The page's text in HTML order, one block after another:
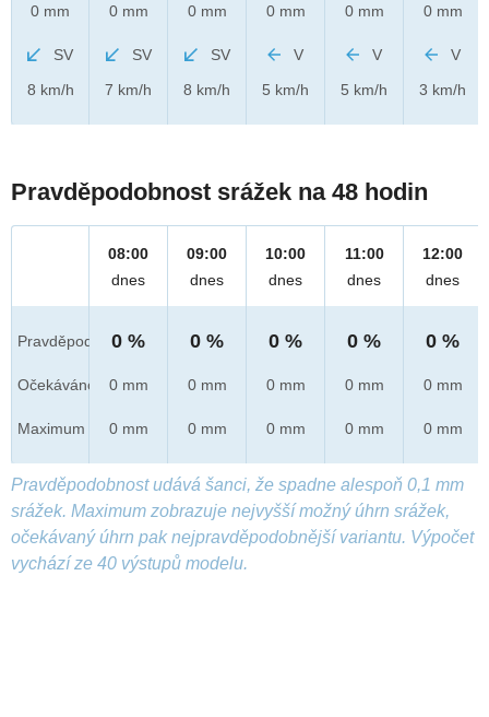
0 mm
SV
8 km/h
0 mm
SV
7 km/h
0 mm
SV
8 km/h
0 mm
V
5 km/h
0 mm
V
5 km/h
0 mm
V
3 km/h
Pravděpodobnost srážek na 48 hodin
Pravděpod.
Očekáváno
Maximum
08:00
dnes
0 %
0 mm
0 mm
09:00
dnes
0 %
0 mm
0 mm
10:00
dnes
0 %
0 mm
0 mm
11:00
dnes
0 %
0 mm
0 mm
12:00
dnes
0 %
0 mm
0 mm
Pravděpodobnost udává šanci, že spadne alespoň 0,1 mm
srážek. Maximum zobrazuje nejvyšší možný úhrn srážek,
očekávaný úhrn pak nejpravděpodobnější variantu. Výpočet
vychází ze 40 výstupů modelu.